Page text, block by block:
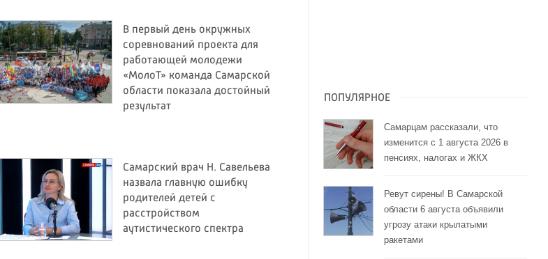
В первый день окружных
соревнований проекта для
работающей молодежи
«МолоТ» команда Самарской
области показала достойный
результат
Самарский врач Н. Савельева
назвала главную ошибку
родителей детей с
расстройством
аутистического спектра
ПОПУЛЯРНОЕ
Самарцам рассказали, что
изменится с 1 августа 2026 в
пенсиях, налогах и ЖКХ
Ревут сирены! В Самарской
области 6 августа объявили
угрозу атаки крылатыми
ракетами